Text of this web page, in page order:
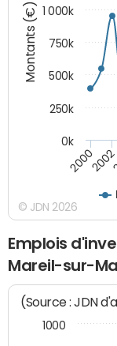
Montants (€)
20002002
0k
250k
500k
750k
1 000k
© JDN 2026
Emplois
Mareil-sur-
(Source : JDN
1000